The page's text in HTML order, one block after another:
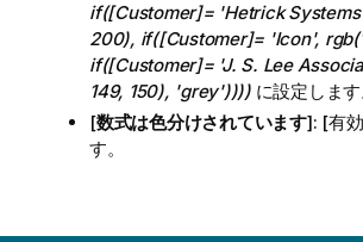
if([Customer]= 'Hetrick
200), if([Customer]= 'Icon',
if([Customer]= 'J. S. Lee
149, 150), 'grey'))))に設定します
[数式は色分けされています]: [有
す。